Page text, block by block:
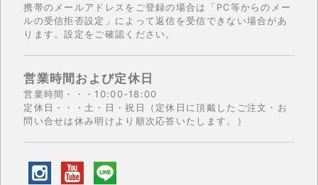
携帯のメールアドレスをご登録の場合は「PC等からのメー
ルの受信拒否設定」によって返信を受信できない場合があ
ります。設定をご確認ください。
営業時間および定休日
営業時間・・・10:00-18:00
定休日・・・土・日・祝日（定休日に頂戴したご注文・お
問い合せは休み明けより順次応答いたします。）